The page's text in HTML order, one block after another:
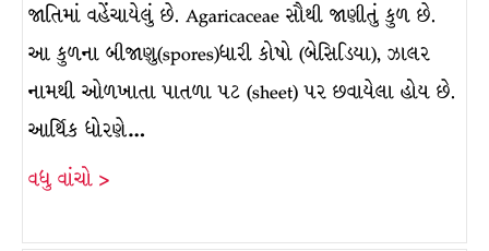
જાતિમાં વહેંચાયેલું છે. Agaricaceae સૌથી જાણીતું કુળ છે.
આ કુળના બીજાણુ(spores)ધારી કોષો (બેસિડિયા), ઝાલર
નામથી ઓળખાતા પાતળા પટ (sheet) પર છવાયેલા હોય છે.
આર્થિક ધોરણે…
વધુ વાંચો >